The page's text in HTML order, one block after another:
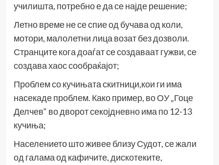
училишта, потребно е да се најде решение;
Летно време не се спие од бучава од коли,
мотори, малолетни лица возат без дозволи.
Странците кога доаѓат се создаваат гужви, се
создава хаос сообраќајот;
Проблем со кучињата скитници,кои ги има
насекаде проблем. Како пример, во ОУ „Гоце
Делчев“ во дворот секојдневно има по 12-13
кучиња;
Населението што живее близу Судот, се жали
од галама од кафичите, дискотеките,